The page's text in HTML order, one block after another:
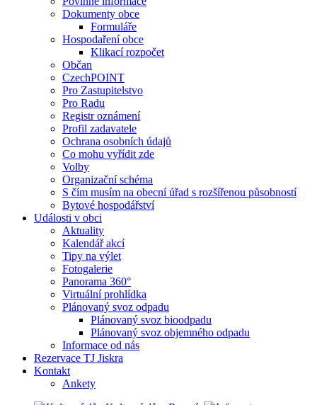
Dokumenty obce
Formuláře
Hospodaření obce
Klikací rozpočet
Občan
CzechPOINT
Pro Zastupitelstvo
Pro Radu
Registr oznámení
Profil zadavatele
Ochrana osobních údajů
Co mohu vyřídit zde
Volby
Organizační schéma
S čím musím na obecní úřad s rozšířenou působností
Bytové hospodářství
Události v obci
Aktuality
Kalendář akcí
Tipy na výlet
Fotogalerie
Panorama 360°
Virtuální prohlídka
Plánovaný svoz odpadu
Plánovaný svoz bioodpadu
Plánovaný svoz objemného odpadu
Informace od nás
Rezervace TJ Jiskra
Kontakt
Ankety